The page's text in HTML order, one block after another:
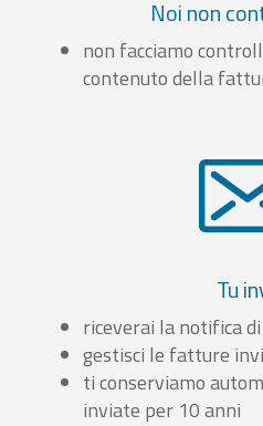
Noi non
non facciamo
contenuto della
Tu
riceverai la notifica
gestisci le fatture
ti conserviamo
inviate per 10 anni